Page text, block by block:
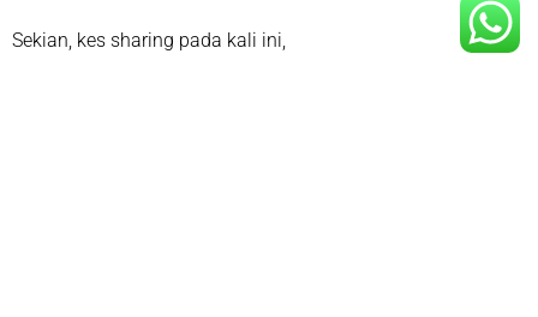
Sekian, kes sharing pada kali ini,